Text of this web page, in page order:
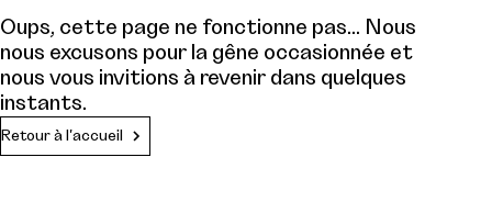
Oups, cette page ne fonctionne pas... Nous
nous excusons pour la gêne occasionnée et
nous vous invitions à revenir dans quelques
instants.
Retour à l'accueil